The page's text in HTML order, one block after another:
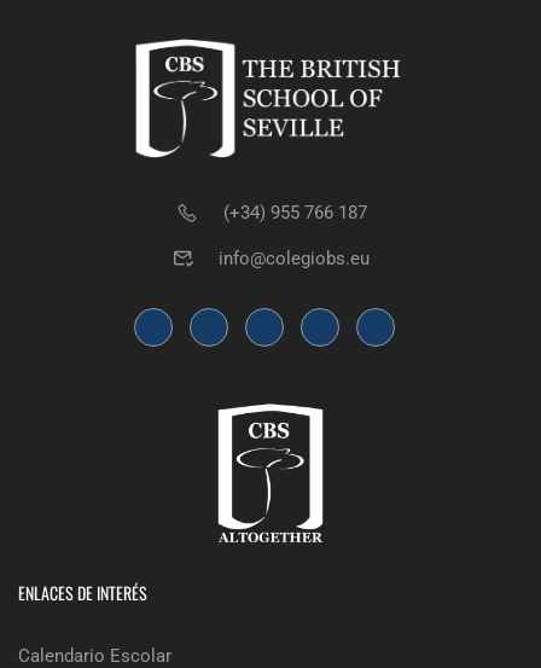
(+34) 955 766 187
info@colegiobs.eu
ENLACES DE INTERÉS
Calendario Escolar